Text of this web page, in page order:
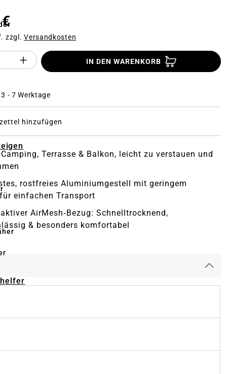
zzgl.Versandkosten
des Produktes "%product%":
IN DEN WARENKORB
- 7 Werktage
hinzufügen
Terrasse & Balkon, leicht zu verstauen und
rostfreies Aluminiumgestell mit geringem
einfachen Transport
AirMesh‑Bezug: Schnelltrocknend,
& besonders komfortabel